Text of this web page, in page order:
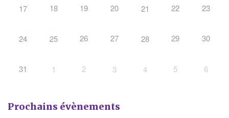
17 18 19 20 21 22 23
24 25 26 27 28 29 30
31 1 2 3 4 5 6
Prochains évènements